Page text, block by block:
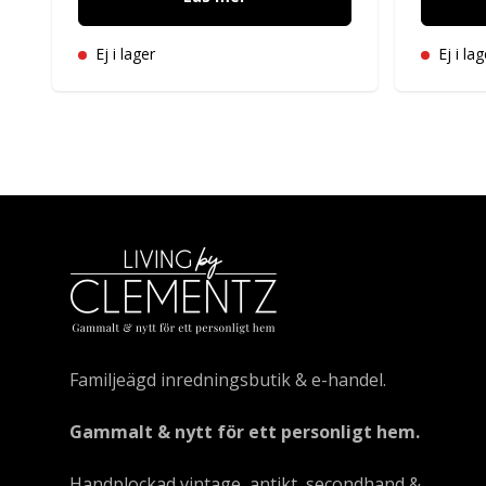
Ej i lager Ej i
Familjeägd inredningsbutik & e-handel.
Gammalt & nytt för ett personligt hem.